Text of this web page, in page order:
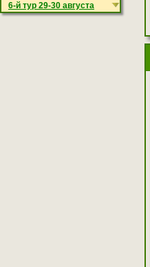
6-й тур 29-30 августа